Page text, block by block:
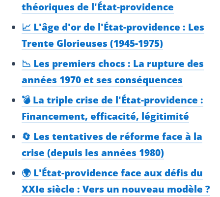
théoriques de l'État-providence
📈 L'âge d'or de l'État-providence : Les
Trente Glorieuses (1945-1975)
📉 Les premiers chocs : La rupture des
années 1970 et ses conséquences
💣 La triple crise de l'État-providence :
Financement, efficacité, légitimité
🔄 Les tentatives de réforme face à la
crise (depuis les années 1980)
🌍 L'État-providence face aux défis du
XXIe siècle : Vers un nouveau modèle ?